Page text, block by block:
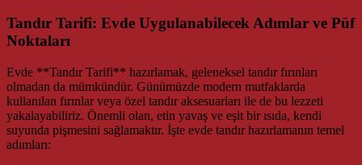
Tandır Tarifi: Evde Uygulanabilecek Adımlar ve Püf
Noktaları
Evde **Tandır Tarifi** hazırlamak, geleneksel tandır fırınları
olmadan da mümkündür. Günümüzde modern mutfaklarda
kullanılan fırınlar veya özel tandır aksesuarları ile de bu lezzeti
yakalayabiliriz. Önemli olan, etin yavaş ve eşit bir ısıda, kendi
suyunda pişmesini sağlamaktır. İşte evde tandır hazırlamanın temel
adımları: